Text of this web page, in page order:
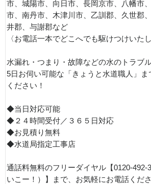
市、城陽市、向日市、長岡京市、八幡市
市、南丹市、木津川市、乙訓郡、久世郡
井郡、与謝郡など
〈お電話一本でどこへでも駆けつけいた
水漏れ・つまり・故障などの水のトラブ
5日お伺い可能な「きょうと水道職人」
ください！
◆当日対応可能
◆２４時間受付／３６５日対応
◆お見積り無料
◆水道局指定工事店
通話料無料のフリーダイヤル【0120-492-
いこー！）】まで、お気軽にお電話くださ